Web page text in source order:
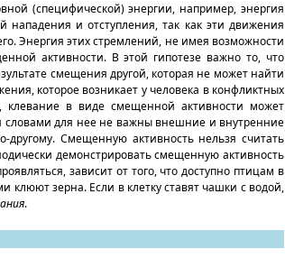
(специфической) энергии, например, энергия
нападения и отступления, так как эти движения
Энергия этих стремлений, не имея возможности
активности. В этой гипотезе важно то, что
смещения другой, которая не может найти
которое возникает у человека в конфликтных
клевание в виде смещенной активности может
словами для нее не важны внешние и внутренние
Смещенную активность нельзя считать
демонстрировать смещенную активность
зависит от того, что доступно птицам в
зерна. Если в клетку ставят чашки с водой,
.